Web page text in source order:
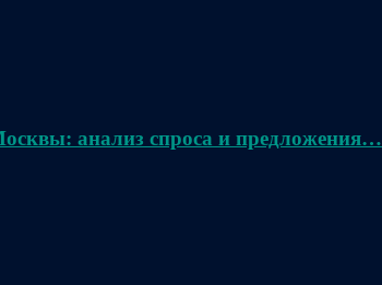
анализ спроса и предложения…